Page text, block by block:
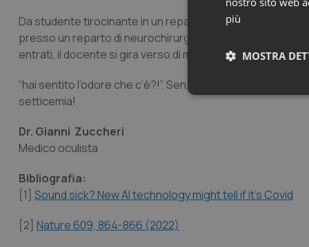
Da studente tirocinante in un reparto ospedaliero, con il
presso un reparto di neurochirurgia. Il povero malato
entrati, il docente si gira verso di me dicendomi:
“hai sentito l’odore che c’è?!”. Senza proferir parola,
setticemia!
Dr. Gianni Zuccheri
Medico oculista
Bibliografia:
[1] Sound sick? New AI technology might tell if it’s Covid
[2] Nature 609, 864-866 (2022)
più
MOSTRA